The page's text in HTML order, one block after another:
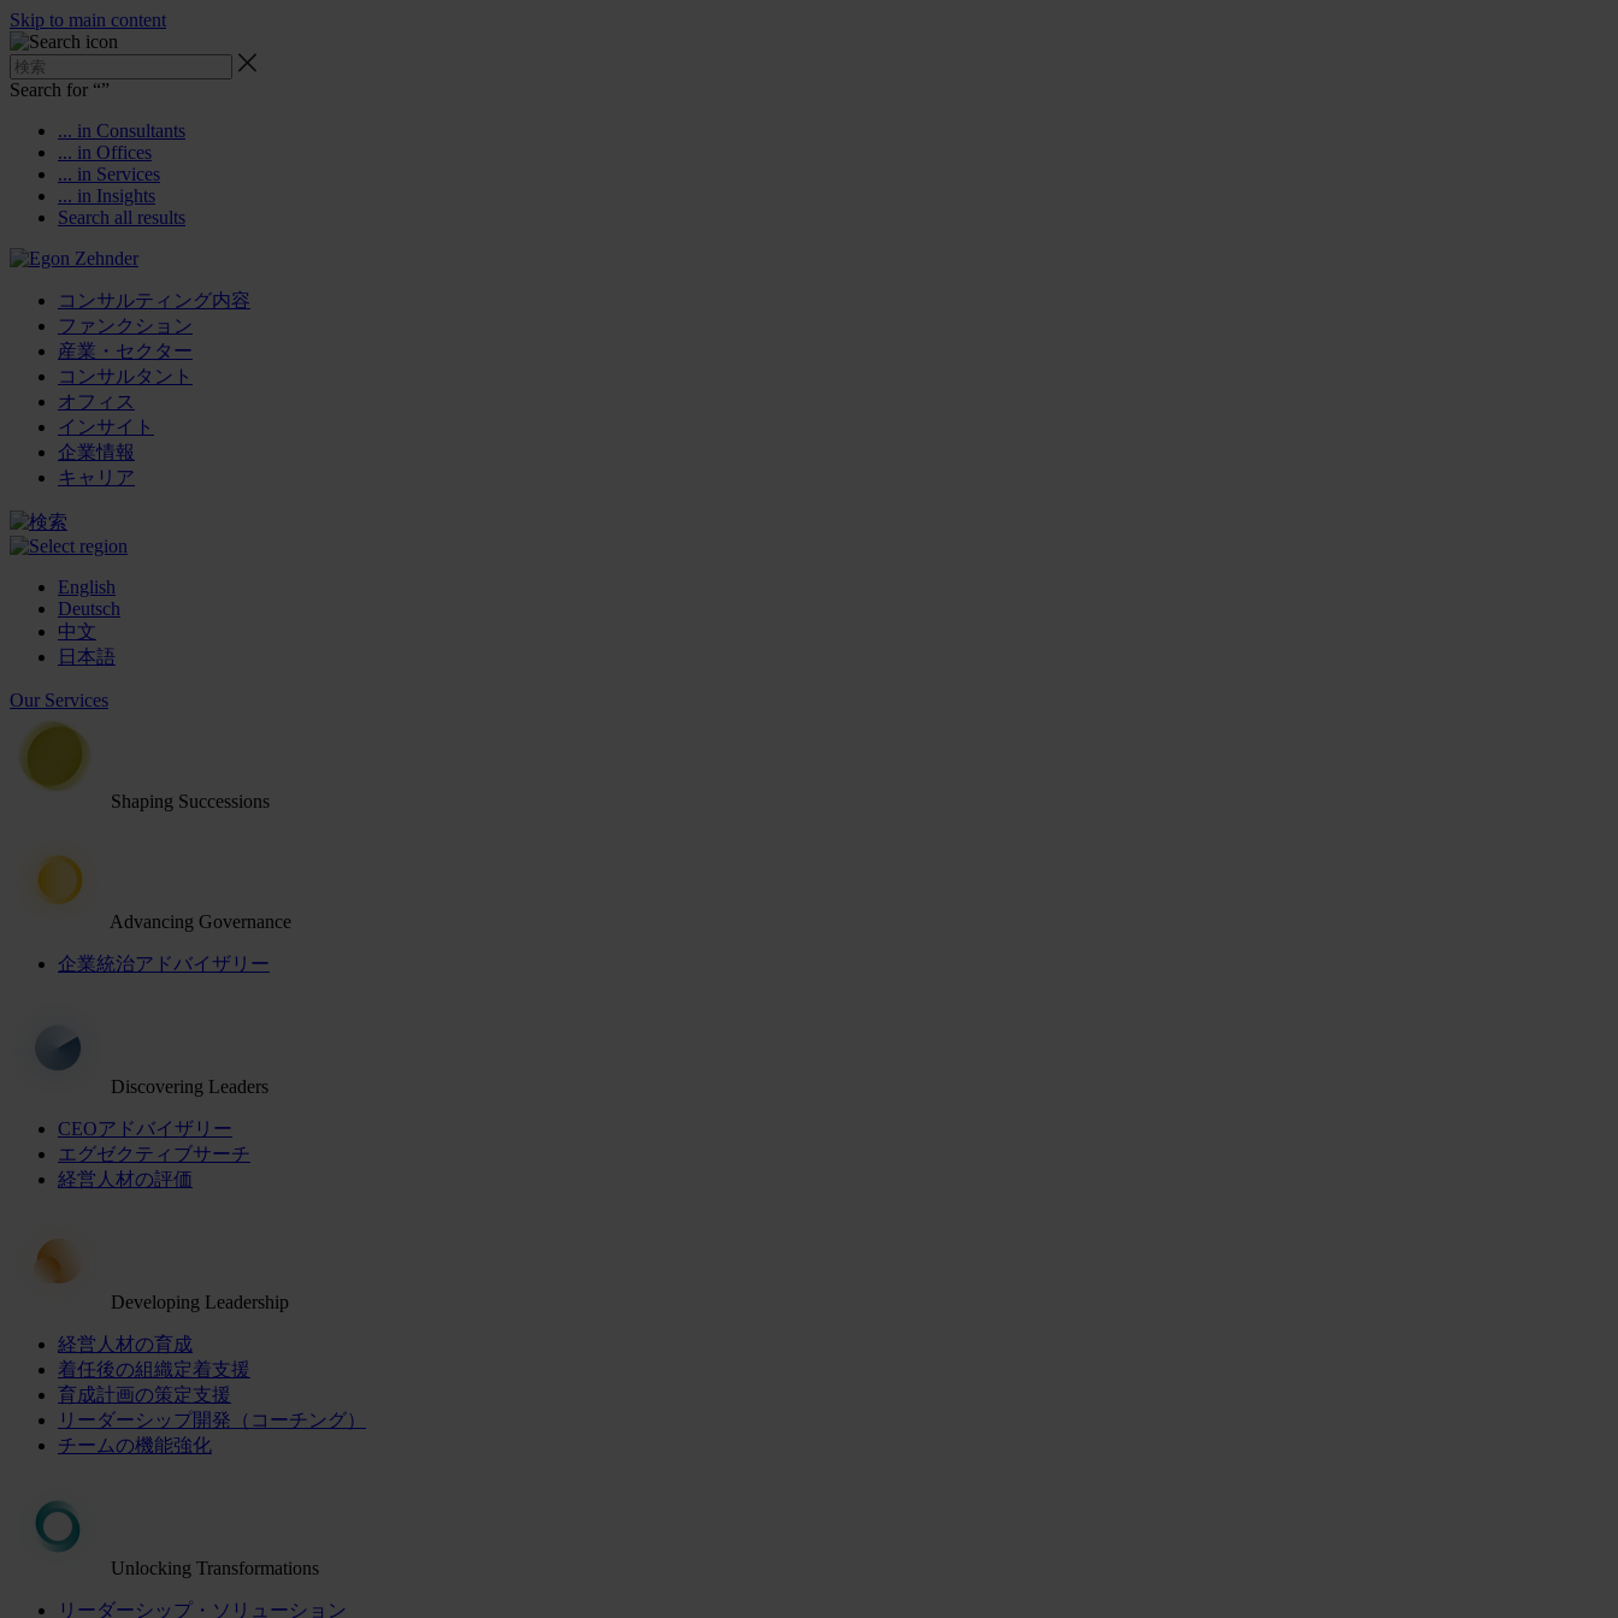
Skip to main content
Search for “”
... in Consultants
... in Offices
... in Services
... in Insights
Search all results
コンサルティング内容
ファンクション
産業・セクター
コンサルタント
オフィス
インサイト
企業情報
キャリア
English
Deutsch
中文
日本語
Our Services
Shaping Successions
Advancing Governance
企業統治アドバイザリー
Discovering Leaders
CEOアドバイザリー
エグゼクティブサーチ
経営人材の評価
Developing Leadership
経営人材の育成
着任後の組織定着支援
育成計画の策定支援
リーダーシップ開発（コーチング）
チームの機能強化
Unlocking Transformations
リーダーシップ・ソリューション